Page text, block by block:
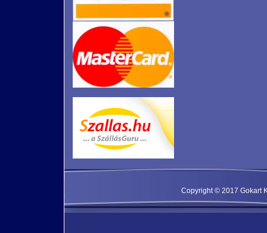
Copyright © 2017 Gokart